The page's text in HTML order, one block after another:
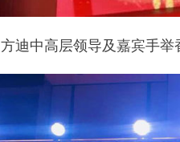
方迪中高层领导及嘉宾手举